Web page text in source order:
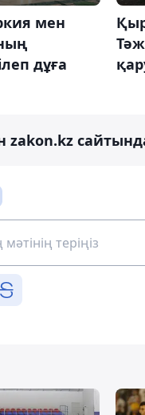
мен
дұға